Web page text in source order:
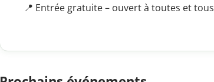
📍 Entrée gratuite – ouvert à toutes et tous